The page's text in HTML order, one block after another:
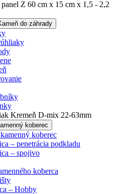
do záhrady
koberec
koberec
– penetrácia podkladu
– spojivo
koberca
– Hobby